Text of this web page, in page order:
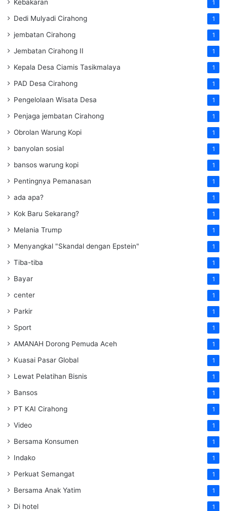
Kebakaran 1
Dedi Mulyadi Cirahong 1
jembatan Cirahong 1
Jembatan Cirahong II 1
Kepala Desa Ciamis Tasikmalaya 1
PAD Desa Cirahong 1
Pengelolaan Wisata Desa 1
Penjaga jembatan Cirahong 1
Obrolan Warung Kopi 1
banyolan sosial 1
bansos warung kopi 1
Pentingnya Pemanasan 1
ada apa? 1
Kok Baru Sekarang? 1
Melania Trump 1
Menyangkal "Skandal dengan Epstein" 1
Tiba-tiba 1
Bayar 1
center 1
Parkir 1
Sport 1
AMANAH Dorong Pemuda Aceh 1
Kuasai Pasar Global 1
Lewat Pelatihan Bisnis 1
Bansos 1
PT KAI Cirahong 1
Video 1
Bersama Konsumen 1
Indako 1
Perkuat Semangat 1
Bersama Anak Yatim 1
Di hotel 1